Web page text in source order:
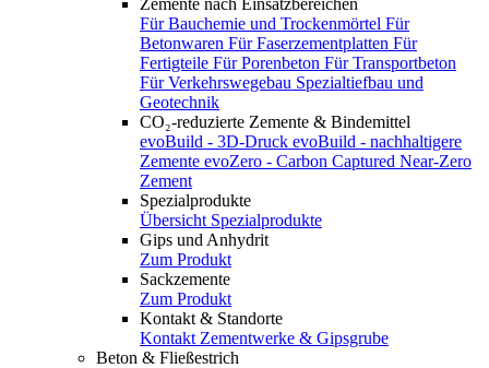
Zemente nach Einsatzbereichen
Für Bauchemie und Trockenmörtel Für
Betonwaren Für Faserzementplatten Für
Fertigteile Für Porenbeton Für Transportbeton
Für Verkehrswegebau Spezialtiefbau und
Geotechnik
CO₂-reduzierte Zemente & Bindemittel
evoBuild - 3D-Druck evoBuild - nachhaltigere
Zemente evoZero - Carbon Captured Near-Zero
Zement
Spezialprodukte
Übersicht Spezialprodukte
Gips und Anhydrit
Zum Produkt
Sackzemente
Zum Produkt
Kontakt & Standorte
Kontakt Zementwerke & Gipsgrube
Beton & Fließestrich